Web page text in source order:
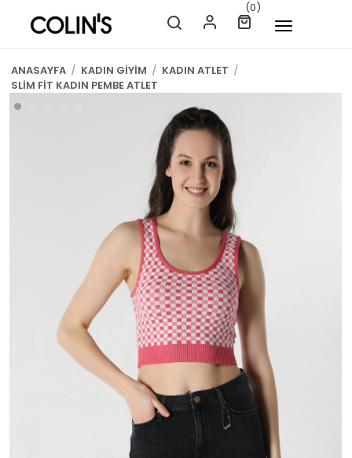
(0)
ANASAYFA / KADIN GİYİM / KADIN ATLET /
SLİM FİT KADIN PEMBE ATLET